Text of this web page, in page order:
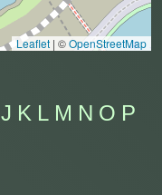
Leaflet | ©OpenStreetMap
J K L M N O P